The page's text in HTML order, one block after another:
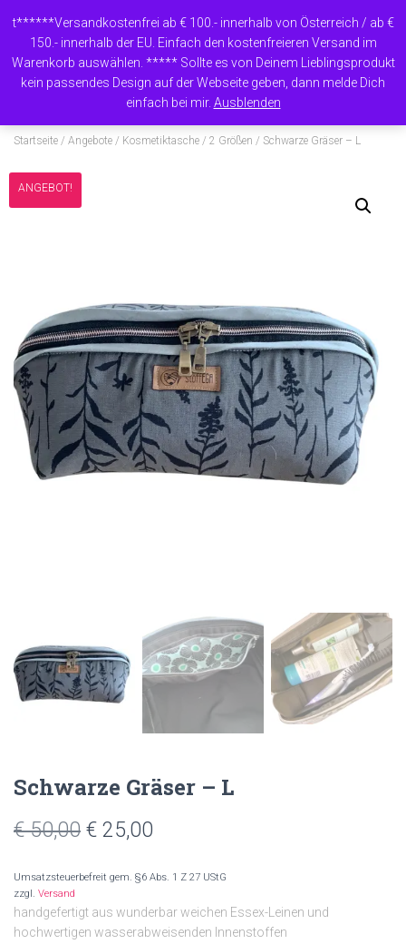
t******Versandkostenfrei ab € 100.- innerhalb von Österreich / ab €
150.- innerhalb der EU. Einfach den kostenfreieren Versand im
Warenkorb auswählen. ***** Sollte es von Deinem Lieblingsprodukt
kein passendes Design auf der Webseite geben, dann melde Dich
einfach bei mir. Ausblenden
N
A
L
T
E
Startseite / Angebote / Kosmetiktasche / 2 Größen / Schwarze Gräser – L
ANGEBOT!
Schwarze Gräser – L
€50,00 Ursprünglicher
€ 50,00
€ 25,00
€ 25,00.
Umsatzsteuerbefreit gem. §6 Abs. 1 Z 27 UStG
zzgl. Versand
handgefertigt aus wunderbar weichen Essex-Leinen und
hochwertigen wasserabweisenden Innenstoffen